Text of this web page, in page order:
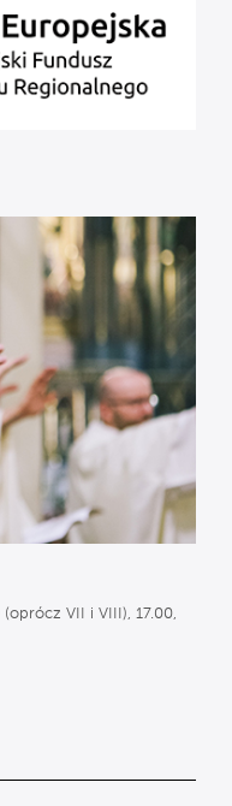
VII i VIII), 17.00,